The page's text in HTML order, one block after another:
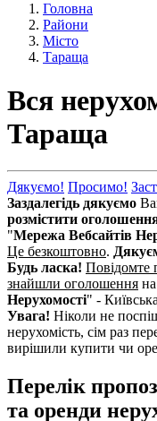
Головна
Райони
Місто
Тараща
Вся
Тараща
Дякуємо! Просимо!
Заздалегідь дякуємо
розмістити
"Мережа Вебсайтів
Це безкоштовно.
Будь ласка! Повідомте
знайшли оголошення
Нерухомості" -
Увага! Ніколи не
нерухомість, сім раз
вирішили купити чи
Перелік
та оренди